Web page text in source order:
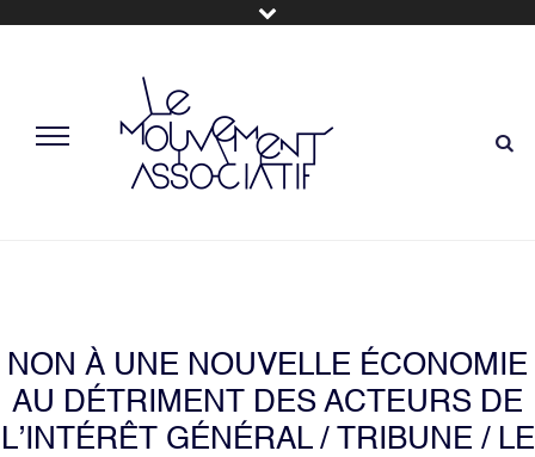
NON À UNE NOUVELLE ÉCONOMIE
AU DÉTRIMENT DES ACTEURS DE
L’INTÉRÊT GÉNÉRAL / TRIBUNE / LE